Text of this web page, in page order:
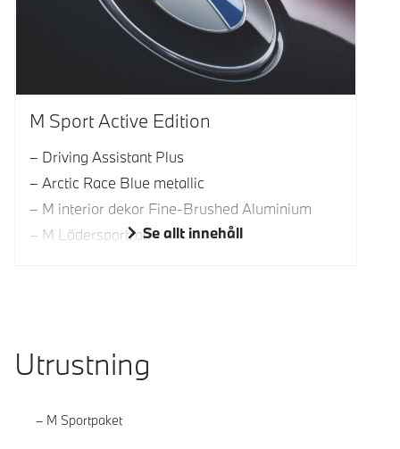
M Sport Active Edition
Driving Assistant Plus
Arctic Race Blue metallic
M interior dekor Fine-Brushed Aluminium
M LädersportrattSe allt innehåll
Utrustning
M Sportpaket